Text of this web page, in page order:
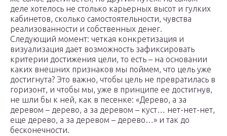
деле хотелось не столько карьерных высот и гулких
кабинетов, сколько самостоятельности, чувства
реализованности и собственных денег.
Следующий момент: четкая конкретизация и
визуализация дает возможность зафиксировать
критерии достижения цели, то есть – на основании
каких внешних признаков мы поймем, что цель уже
достигнута? Это важно, чтобы цель не превратилась в
горизонт, и чтобы мы, уже в принципе ее достигнув,
не шли бы к ней, как в песенке: «Дерево, а за
деревом – дерево, а за деревом – куст… нет-нет-нет,
еще дерево, а за деревом – дерево…» и так до
бесконечности.